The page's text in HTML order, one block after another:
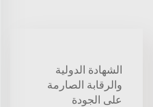
الشهادة الدولية
والرقابة الصارمة
على الجودة